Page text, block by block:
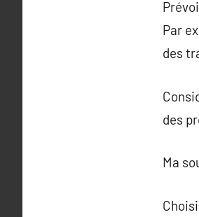
Par
des
des
Ma